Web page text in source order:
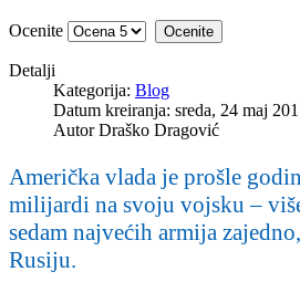
Ocenite
Detalji
Kategorija: Blog
Datum kreiranja: sreda, 24 maj
AutorDraško Dragović
Američka vlada je prošle
milijardi na svoju vojsku –
sedam najvećih armija
Rusiju.